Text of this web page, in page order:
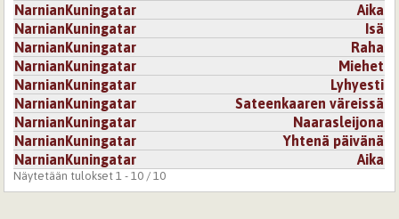
Kirjaudutairekisteröidykommentoidaksesi
1.3.2007 0:00ninotska
Pehmeän sulavaa, ja mitkä pastellinsävyiset eroottiset
raamit on runossa.
Maalaus on tuo koko runon kirjo - selkä kaarella.
Kirjaudutairekisteröidykommentoidaksesi
NarnianKuningatar
Aika
NarnianKuningatar
Isä
NarnianKuningatar
Raha
NarnianKuningatar
Miehet
NarnianKuningatar
Lyhyesti
NarnianKuningatar
Sateenkaaren väreissä
NarnianKuningatar
Naarasleijona
NarnianKuningatar
Yhtenä päivänä
NarnianKuningatar
Aika
Näytetään tulokset 1 - 10 / 10